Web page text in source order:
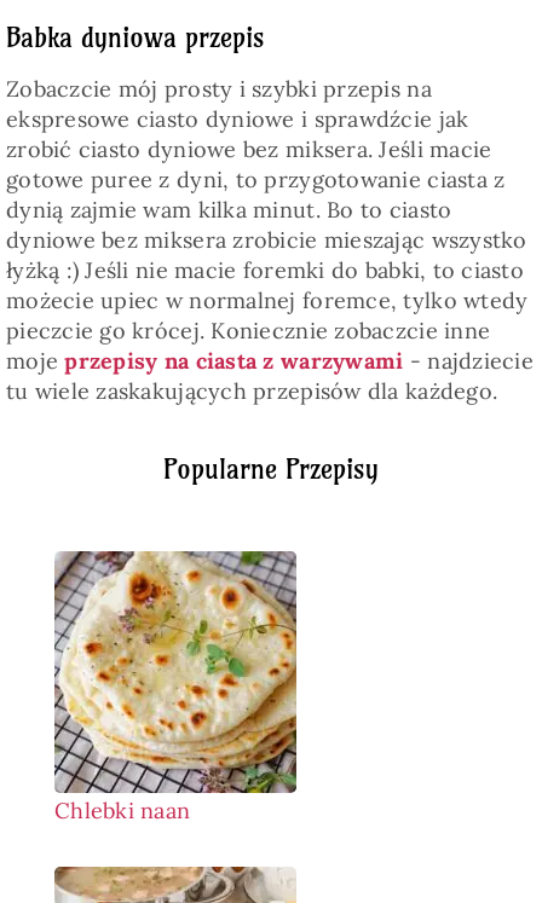
Popularne Przepisy
Chlebki naan
Babka dyniowa przepis
Zobaczcie mój prosty i szybki przepis na
ekspresowe ciasto dyniowe i sprawdźcie jak
zrobić ciasto dyniowe bez miksera. Jeśli macie
gotowe puree z dyni, to przygotowanie ciasta z
dynią zajmie wam kilka minut. Bo to ciasto
dyniowe bez miksera zrobicie mieszając wszystko
łyżką :) Jeśli nie macie foremki do babki, to ciasto
możecie upiec w normalnej foremce, tylko wtedy
pieczcie go krócej. Koniecznie zobaczcie inne
mojeprzepisy na ciasta z warzywami - najdziecie
tu wiele zaskakujących przepisów dla każdego.